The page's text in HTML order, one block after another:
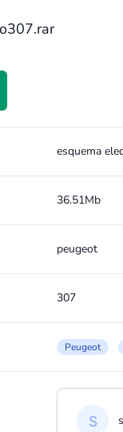
esquema
36.51Mb
peugeot
307
Peugeot